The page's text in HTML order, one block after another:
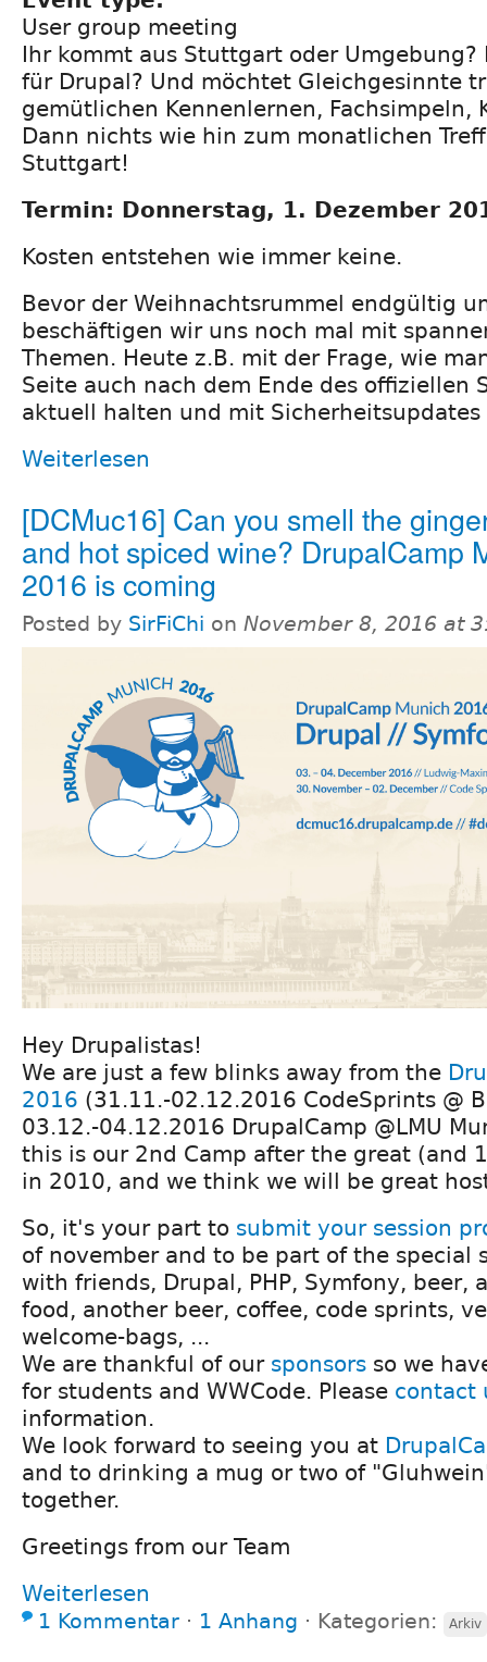
User group meeting
Ihr kommt aus Stuttgart oder
für Drupal? Und möchtet Gleichgesinnte
gemütlichen Kennenlernen, Fachsimpeln,
Dann nichts wie hin zum monatlichen
Stuttgart!
Termin: Donnerstag, 1. Dezember
Kosten entstehen wie immer keine.
Bevor der Weihnachtsrummel endgültig
beschäftigen wir uns noch mal mit
Themen. Heute z.B. mit der Frage, wie
Seite auch nach dem Ende des offiziellen
aktuell halten und mit Sicherheitsupdates
Weiterlesen
[DCMuc16] Can you smell the
and hot spiced wine? DrupalCamp
2016 is coming
Posted by SirFiChi on November 8, 2016 at
Hey Drupalistas!
We are just a few blinks away from the
2016 (31.11.-02.12.2016 CodeSprints @
03.12.-04.12.2016 DrupalCamp @LMU
this is our 2nd Camp after the great (and
in 2010, and we think we will be great
So, it's your part to submit your session
of november and to be part of the special
with friends, Drupal, PHP, Symfony, beer,
food, another beer, coffee, code sprints,
welcome-bags, ...
We are thankful of our sponsors so we
for students and WWCode. Please contact
information.
We look forward to seeing you at
and to drinking a mug or two of
together.
Greetings from our Team
Weiterlesen
1 Kommentar ⋅ 1 Anhang ⋅ Kategorien: Arkiv